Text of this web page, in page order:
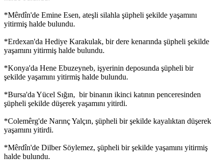
*Mêrdîn'de Emine Esen, ateşli silahla şüpheli şekilde yaşamını
yitirmiş halde bulundu.
*Erdexan'da Hediye Karakulak, bir dere kenarında şüpheli şekilde
yaşamını yitirmiş halde bulundu.
*Konya'da Hene Ebuzeyneb, işyerinin deposunda şüpheli bir
şekilde yaşamını yitirmiş halde bulundu.
*Bursa'da Yücel Sığın, bir binanın ikinci katının penceresinden
şüpheli şekilde düşerek yaşamını yitirdi.
*Colemêrg'de Narınç Yalçın, şüpheli bir şekilde kayalıktan düşerek
yaşamını yitirdi.
*Mêrdîn'de Dilber Söylemez, şüpheli bir şekilde yaşamını yitirmiş
halde bulundu.